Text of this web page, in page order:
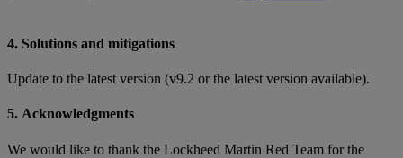
4. Solutions and mitigations
Update to the latest version (v9.2 or the latest version available).
5. Acknowledgments
We would like to thank the Lockheed Martin Red Team for the